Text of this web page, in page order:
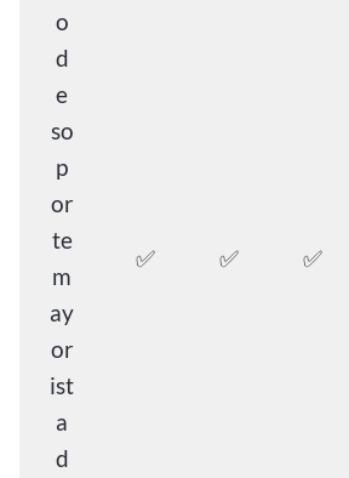
o
d
e
so
p
or
te
m
ay
or
ist
a
d
✅ ✅ ✅